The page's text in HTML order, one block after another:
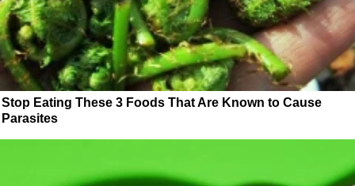
Stop Eating These 3 Foods That Are Known to Cause
Parasites